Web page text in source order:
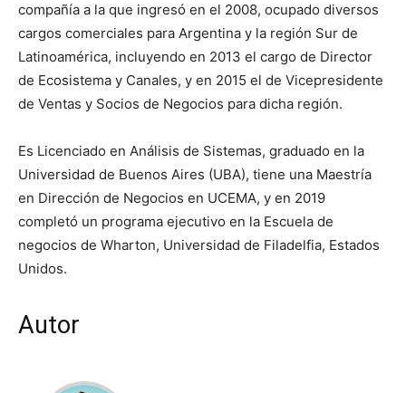
compañía a la que ingresó en el 2008, ocupado diversos
cargos comerciales para Argentina y la región Sur de
Latinoamérica, incluyendo en 2013 el cargo de Director
de Ecosistema y Canales, y en 2015 el de Vicepresidente
de Ventas y Socios de Negocios para dicha región.
Es Licenciado en Análisis de Sistemas, graduado en la
Universidad de Buenos Aires (UBA), tiene una Maestría
en Dirección de Negocios en UCEMA, y en 2019
completó un programa ejecutivo en la Escuela de
negocios de Wharton, Universidad de Filadelfia, Estados
Unidos.
Autor